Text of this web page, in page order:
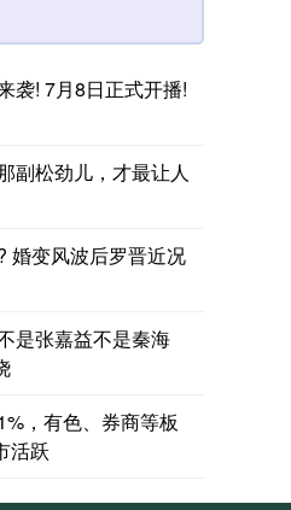
袭! 7月8日正式开播!
副松劲儿，才最让人
婚变风波后罗晋近况
是张嘉益不是秦海
，有色、券商等板
活跃